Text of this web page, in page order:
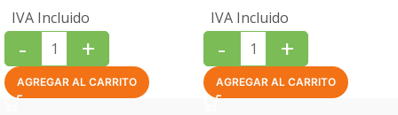
IVA Incluido
- +
AGREGAR AL CARRITO
IVA Incluido
- +
AGREGAR AL CARRITO